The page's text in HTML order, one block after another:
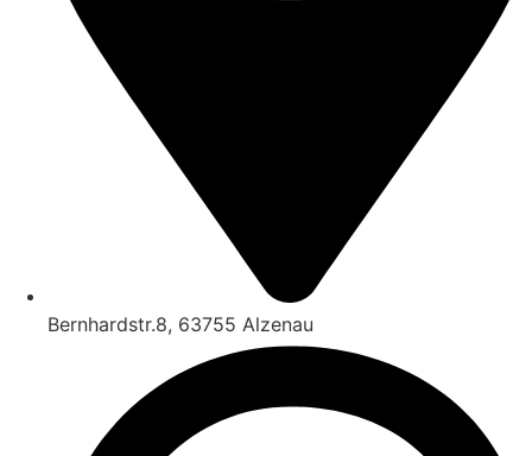
Bernhardstr.8, 63755 Alzenau